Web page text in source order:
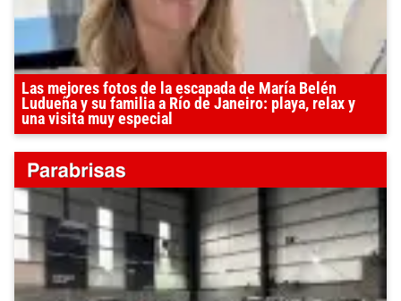
Las mejores fotos de la escapada de María Belén
Ludueña y su familia a Río de Janeiro: playa, relax y
una visita muy especial